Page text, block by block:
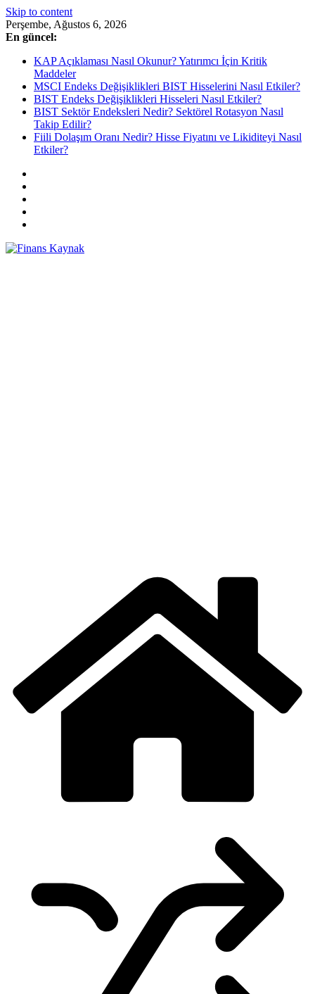
Skip to content
Perşembe, Ağustos 6, 2026
En güncel:
KAP Açıklaması Nasıl Okunur? Yatırımcı İçin Kritik
Maddeler
MSCI Endeks Değişiklikleri BIST Hisselerini Nasıl Etkiler?
BIST Endeks Değişiklikleri Hisseleri Nasıl Etkiler?
BIST Sektör Endeksleri Nedir? Sektörel Rotasyon Nasıl
Takip Edilir?
Fiili Dolaşım Oranı Nedir? Hisse Fiyatını ve Likiditeyi Nasıl
Etkiler?